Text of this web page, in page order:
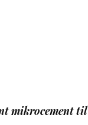
mikrocement til